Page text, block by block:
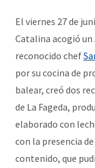
El viernes 27 de
Catalina acogió un
reconocido chef
por su cocina de
balear, creó dos
de La Fageda,
elaborado con
con la presencia
contenido, que